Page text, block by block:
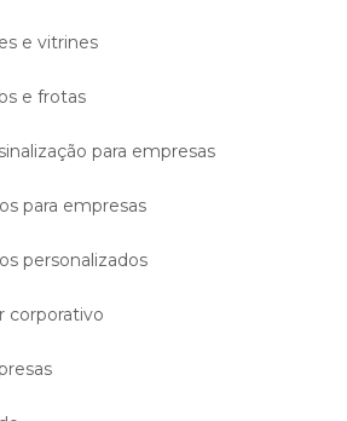
e vitrines
e frotas
para empresas
para empresas
personalizados
corporativo